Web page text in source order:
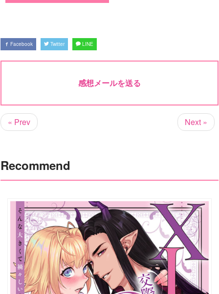
Facebook Twitter LINE
感想メールを送る
« Prev Next »
Recommend